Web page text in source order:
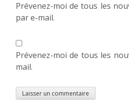
Prévenez-moi de tous les
par e-mail.
Prévenez-moi de tous les
mail.